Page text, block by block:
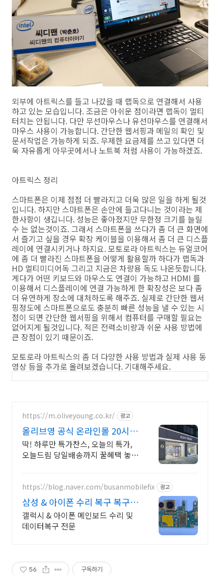
외부에 아트릭스를 들고 나갔을 때 랩독으로 연결해서 사용
하고 있는 모습입니다. 조금은 아쉬운 점이라면 랩독이 멀티
터치는 안됩니다. 다만 무선마우스나 유선마우스를 연결해서
마우스 사용이 가능합니다. 간단한 웹서핑과 메일의 확인 및
문서작업은 가능하게 되죠. 무제한 요금제를 쓰고 있다면 더
욱 자유롭게 아무곳에서나 노트북 처럼 사용이 가능하겠죠.
아트릭스 정리
스마트폰은 이제 점점 더 빨라지고 더욱 많은 일을 하게 될것
입니다. 하지만 스마트폰은 손안에 들고다니는 것이라는 제
한사항이 생깁니다. 성능은 좋아졌지만 무한정 크기를 늘릴
수 는 없는것이죠. 그래서 스마트폰을 쓰다가 좀 더 큰 화면에
서 즐기고 싶을 경우 확장 케이블을 이용해서 좀 더 큰 디스플
레이에 연결시키거나 하지요. 모토로라 아트릭스는 듀얼코어
에 좀 더 빨라진 스마트폰을 어떻게 활용할까 하다가 랩독과
HD 멀티미디어독 그리고 지금은 차량용 독도 나온듯합니다.
게다가 어떤 키보드와 마우스도 연결이 가능하고 HDMI 를
이용해서 디스플레이에 연결 가능하게 한 확장성은 보다 좀
더 유연하게 장소에 대처하도록 해주죠. 실제로 간단한 웹서
핑정도에 스마트폰으로도 충분히 빠른 성능을 낼 수 있는 시
점이 되면 간단한 웹서핑을 위해서 컴퓨터를 구매할 필요는
없어지게 될것입니다. 적은 전력소비량과 쉬운 사용 방법에
큰 장점이 있기 때문이죠.
모토로라 아트릭스의 좀 더 다양한 사용 방법과 실제 사용 동
영상 등을 추가로 올려보겠습니다. 기대해주세요.
https://m.oliveyoung.co.kr/ 광고
올리브영 공식 온라인몰 20시
이전 주문은 오늘드림
딱! 하루만 특가찬스, 오늘의 특가,
오늘드림 당일배송까지 꿀혜택 놓치
https://blog.naver.com/busanmobilefix 광고
삼성 & 아이폰 수리 복구 복구
실패시 비용 안받습니다
갤럭시 & 아이폰 메인보드 수리 및
데이터복구 전문
56 구독하기